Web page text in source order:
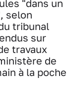
"dans un
selon
tribunal
sur
travaux
de
à la poche